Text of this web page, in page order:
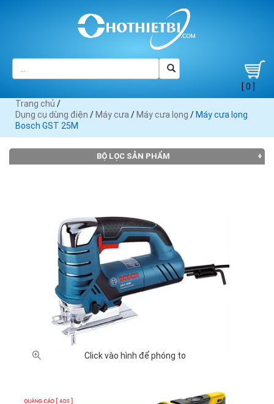
[ 0 ]
Trang chủ /
Dụng cụ dùng điện / Máy cưa / Máy cưa lọng / Máy cưa lọng
Bosch GST 25M
BỘ LỌC SẢN PHẨM
Dremel
FEG (1) Fein (2)
INGCO
Jadever
(2)
KEN (1)
Makita
(17)
Maktec
(2)
MaxPro
Metabo
(4)
Skil (2)
TPC (1)
Wadfow
(2)
XUẤT XỨ Click vào hình để phóng to